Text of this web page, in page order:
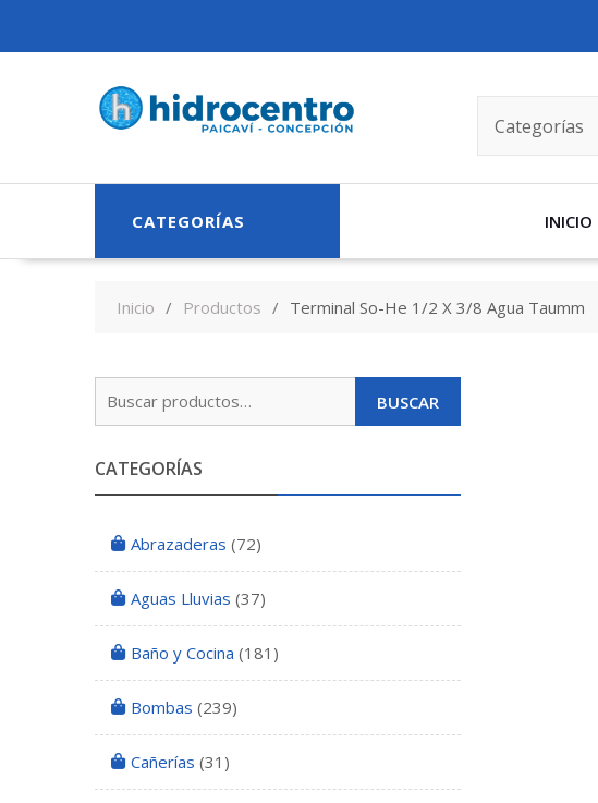
CATEGORÍAS INICIO
Inicio Productos Terminal So-He 1/2 X 3/8 Agua Taumm
BUSCAR
CATEGORÍAS
Abrazaderas (72)
Aguas Lluvias (37)
Baño y Cocina (181)
Bombas (239)
Cañerías (31)